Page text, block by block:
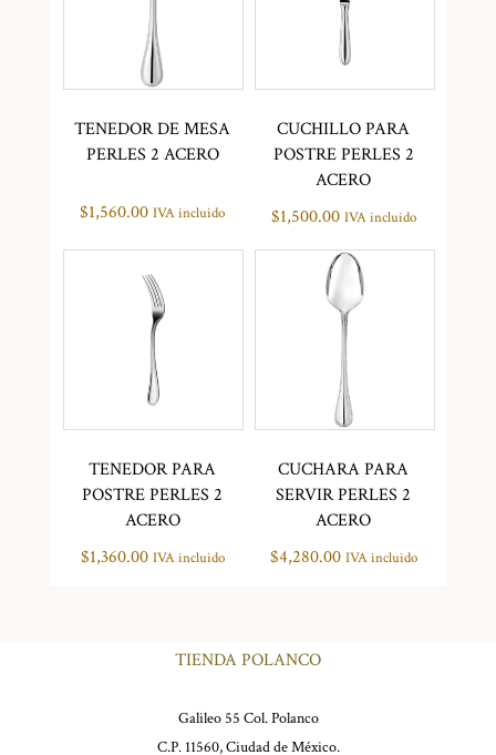
TENEDOR DE MESA
PERLES 2 ACERO
$1,560.00 IVA incluido
CUCHILLO PARA
POSTRE PERLES 2
ACERO
$1,500.00 IVA incluido
TENEDOR PARA
POSTRE PERLES 2
ACERO
$1,360.00 IVA incluido
CUCHARA PARA
SERVIR PERLES 2
ACERO
$4,280.00 IVA incluido
TIENDA POLANCO
Galileo 55 Col. Polanco
C.P. 11560, Ciudad de México.